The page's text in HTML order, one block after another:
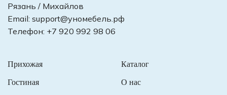
Рязань / Михайлов
Email: support@уномебель.рф
Телефон: +7 920 992 98 06
Прихожая
Гостиная
Каталог
О нас